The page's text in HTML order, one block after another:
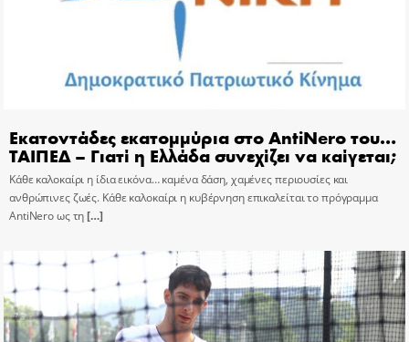
Εκατοντάδες εκατομμύρια στο AntiNero του…
ΤΑΙΠΕΔ – Γιατί η Ελλάδα συνεχίζει να καίγεται;
Κάθε καλοκαίρι η ίδια εικόνα… καμένα δάση, χαμένες περιουσίες και
ανθρώπινες ζωές. Κάθε καλοκαίρι η κυβέρνηση επικαλείται το πρόγραμμα
AntiNero ως τη[…]